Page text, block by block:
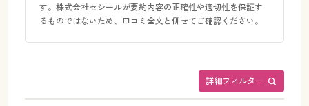
す。株式会社セシールが要約内容の正確性や適切性を保証す
るものではないため、口コミ全文と併せてご確認ください。
詳細フィルター